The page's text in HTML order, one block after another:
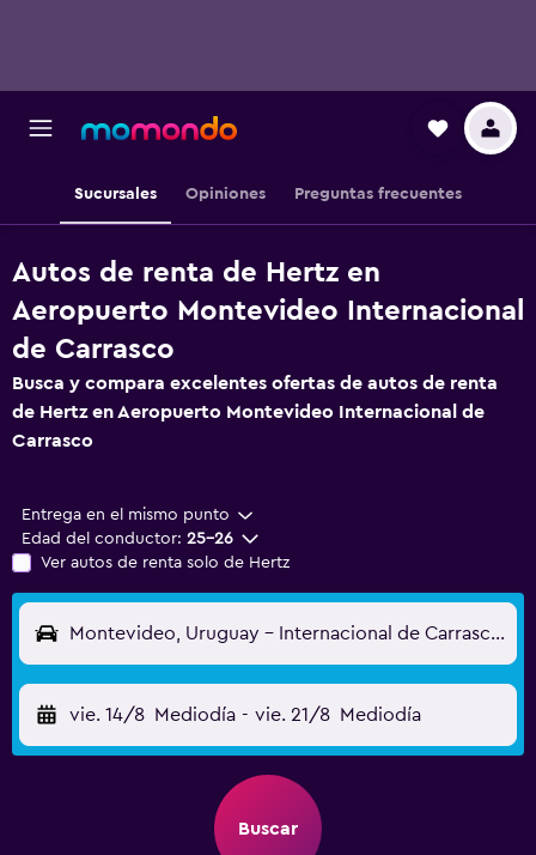
Sucursales Opiniones Preguntas frecuentes
Autos de renta de Hertz en
Aeropuerto Montevideo Internacional
de Carrasco
Busca y compara excelentes ofertas de autos de renta
de Hertz en Aeropuerto Montevideo Internacional de
Carrasco
Entrega en el mismo punto
Edad del conductor: 25-26
Ver autos de renta solo de Hertz
Montevideo, Uruguay - Internacional de Carrasco (MVD)
vie. 14/8 Mediodía - vie. 21/8 Mediodía
Buscar